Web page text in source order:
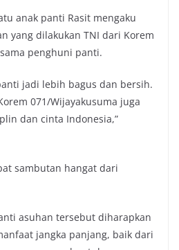
anak panti Rasit mengaku
yang dilakukan TNI dari Korem
penghuni panti.
jadi lebih bagus dan bersih.
071/Wijayakusuma juga
dan cinta Indonesia,”
sambutan hangat dari
asuhan tersebut diharapkan
jangka panjang, baik dari